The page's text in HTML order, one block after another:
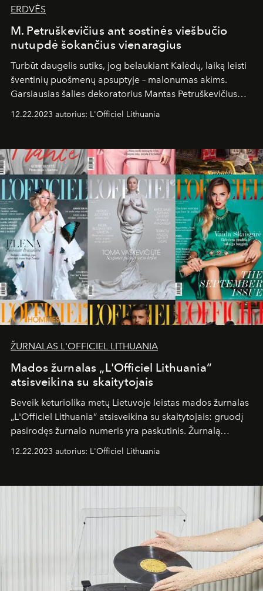
ERDVĖS
M. Petruškevičius ant sostinės viešbučio
nutupdė šokančius vienaragius
Turbūt daugelis sutiks, jog belaukiant Kalėdų, laiką leisti
šventinių puošmenų apsuptyje – malonumas akims.
Garsiausias šalies dekoratorius Mantas Petruškevičius
toliau stebina vilniečius, senamiesčio gatvių praeiviams
prieigą.
12.22.2023 autorius: L'Officiel Lithuania
ŽURNALAS L'OFFICIEL LITHUANIA
Mados žurnalas „L'Officiel Lithuania“
atsisveikina su skaitytojais
Beveik keturiolika metų Lietuvoje leistas mados žurnalas
„L'Officiel Lithuania“ atsisveikina su skaitytojais: gruodį
pasirodęs žurnalo numeris yra paskutinis. Žurnalą
kūrusios komandos planuose – vasarį pasirodysiantis
12.22.2023 autorius: L'Officiel Lithuania